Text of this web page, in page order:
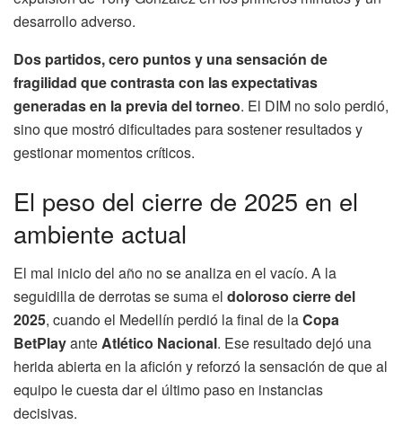
desarrollo adverso.
Dos partidos, cero puntos y una sensación de
fragilidad que contrasta con las expectativas
generadas en la previa del torneo. El DIM no solo perdió,
sino que mostró dificultades para sostener resultados y
gestionar momentos críticos.
El peso del cierre de 2025 en el
ambiente actual
El mal inicio del año no se analiza en el vacío. A la
seguidilla de derrotas se suma el doloroso cierre del
2025, cuando el Medellín perdió la final de laCopa
BetPlayanteAtlético Nacional. Ese resultado dejó una
herida abierta en la afición y reforzó la sensación de que al
equipo le cuesta dar el último paso en instancias
decisivas.